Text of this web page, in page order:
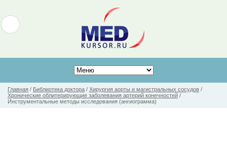
Главная / Библиотека доктора / Хирургия аорты и магистральных сосудов /
Хронические облитерирующие заболевания артерий конечностей /
Инструментальные методы исследования (ангиограмма)